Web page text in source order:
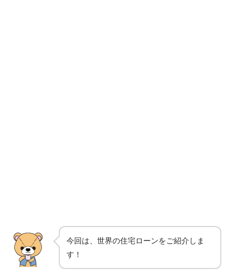
今回は、世界の住宅ローンをご紹介しま
す！